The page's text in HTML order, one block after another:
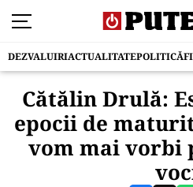
DEZVALUIRIACTUALITATEPOLITICĂ
Cătălin Drulă:
epocii de
vom mai vorbi